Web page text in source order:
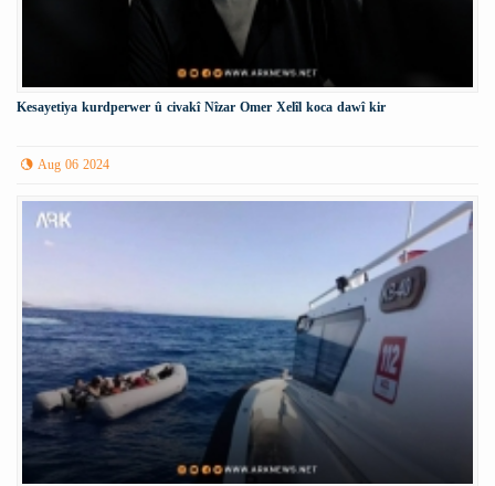
Kesayetiya kurdperwer û civakî Nîzar Omer Xelîl koca dawî kir
Aug 06 2024